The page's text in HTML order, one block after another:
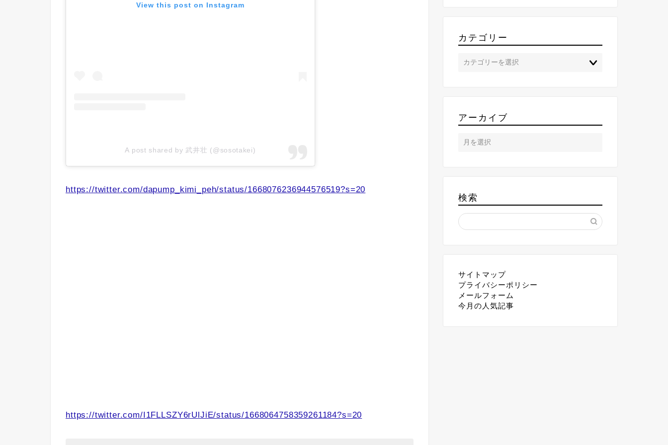
View this post on Instagram
A post shared by 武井壮 (@sosotakei)
https://twitter.com/dapump_kimi_peh/status/1668076236944576519?s=20
https://twitter.com/I1FLLSZY6rUlJiE/status/1668064758359261184?s=20
カテゴリー
アーカイブ
検索
サイトマップ
プライバシーポリシー
メールフォーム
今月の人気記事